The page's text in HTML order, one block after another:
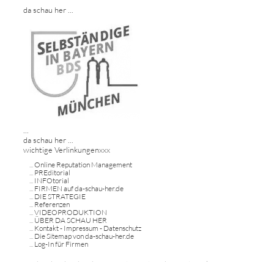
da schau her ...
da schau her ...
wichtige Verlinkungenxxx
Online Reputation Management
PREditorial
INFOtorial
FIRMEN auf da-schau-her.de
DIE STRATEGIE
Referenzen
VIDEOPRODUKTION
ÜBER DA SCHAU HER
Kontakt - Impressum - Datenschutz
Die Sitemap von da-schau-her.de
Log-In für Firmen